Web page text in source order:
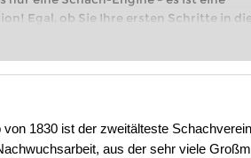
Egal, ob Sie Ihre ersten Schritte in
oder bereits auf Turnierniveau
1830 ist der zweitälteste
aus der sehr viele